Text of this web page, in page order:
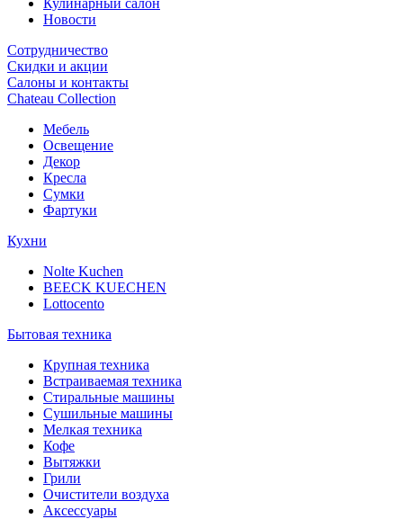
Новости
Сотрудничество
Скидки и акции
Салоны и контакты
Chateau Collection
Мебель
Освещение
Декор
Кресла
Сумки
Фартуки
Кухни
Nolte Kuchen
BEECK KUECHEN
Lottocento
Бытовая техника
Крупная техника
Встраиваемая техника
Стиральные машины
Сушильные машины
Мелкая техника
Кофе
Вытяжки
Грили
Очистители воздуха
Аксессуары